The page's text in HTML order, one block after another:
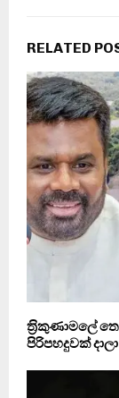
RELATED
ත‍්‍රිකුණාමලේ
පිරිපහදුවක්